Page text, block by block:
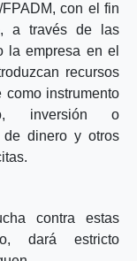
con el fin
a través de las
la empresa en el
recursos
instrumento
inversión o
de dinero y otros
contra estas
dará estricto